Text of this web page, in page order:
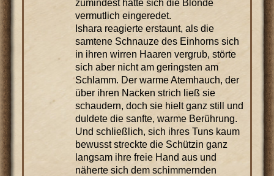
zumindest hätte sich die Blonde
vermutlich eingeredet.
Ishara reagierte erstaunt, als die
samtene Schnauze des Einhorns sich
in ihren wirren Haaren vergrub, störte
sich aber nicht am geringsten am
Schlamm. Der warme Atemhauch, der
über ihren Nacken strich ließ sie
schaudern, doch sie hielt ganz still und
duldete die sanfte, warme Berührung.
Und schließlich, sich ihres Tuns kaum
bewusst streckte die Schützin ganz
langsam ihre freie Hand aus und
näherte sich dem schimmernden